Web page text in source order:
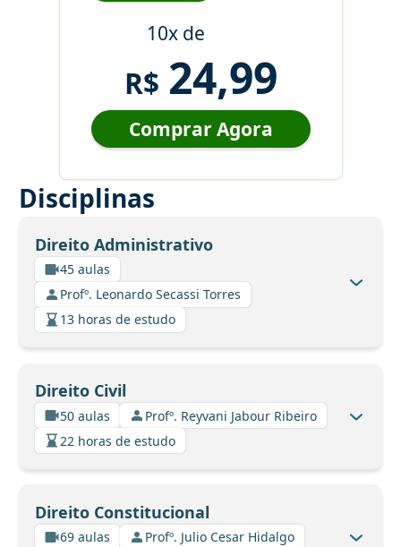
10x de
R$ 24,99
Comprar Agora
Disciplinas
Direito Administrativo
45 aulas
Profº. Leonardo Secassi Torres
13 horas de estudo
Direito Civil
50 aulas
Profº. Reyvani Jabour Ribeiro
22 horas de estudo
Direito Constitucional
69 aulas
Profº. Julio Cesar Hidalgo